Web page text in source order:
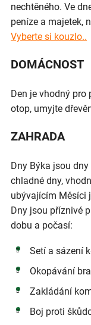
nechtěného. Ve
peníze a majetek,
Vyberte si kouzlo..
DOMÁCNOST
Den je vhodný pro
otop, umyjte
ZAHRADA
Dny Býka jsou
chladné dny,
ubývajícím Měsíci
Dny jsou příznivé
dobu a počasí:
Setí a sázení
Okopávání
Zakládání
Boj proti